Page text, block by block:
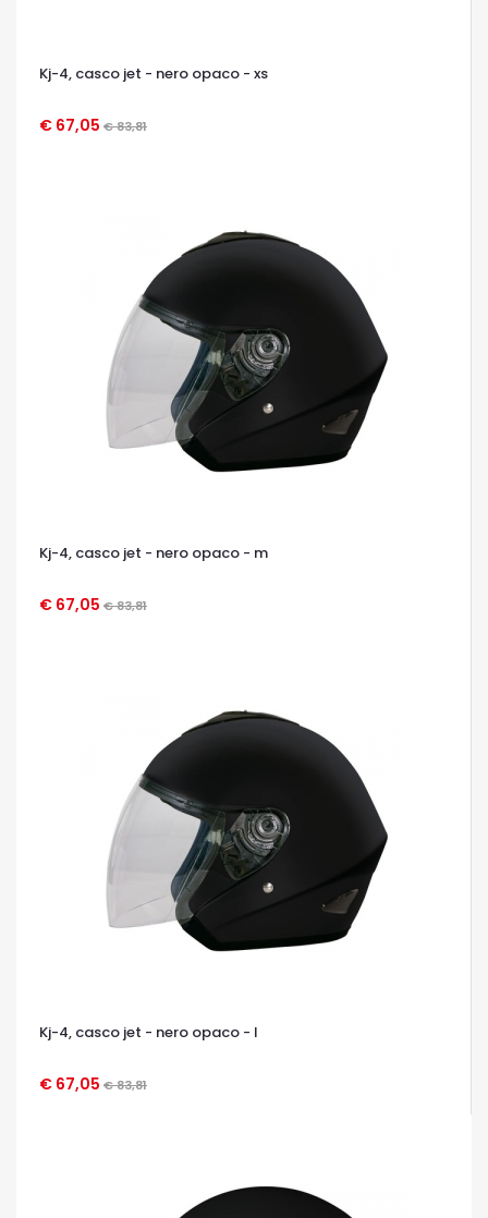
Kj-4, casco jet - nero opaco - xs
€ 67,05 € 83,81
OCCHIATA VELOCE
Kj-4, casco jet - nero opaco - m
€ 67,05 € 83,81
OCCHIATA VELOCE
Kj-4, casco jet - nero opaco - l
€ 67,05 € 83,81
OCCHIATA VELOCE